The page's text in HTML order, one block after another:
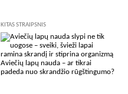
KITAS STRAIPSNIS
Aviečių lapų nauda – ar tikrai
padeda nuo skrandžio rūgštingumo?